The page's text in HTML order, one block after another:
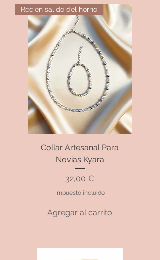
Recién salido del horno
Collar Artesanal Para
Novias Kyara
Precio
32,00 €
Impuesto incluido
Agregar al carrito